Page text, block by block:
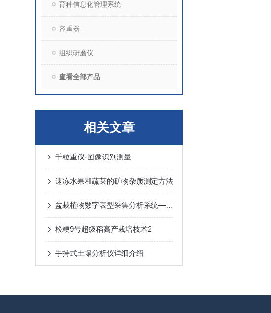
育种信息化管理系统
容重器
组织研磨仪
查看全部产品
相关文章
千粒重仪-图像识别测量
速冻水果和蔬莱的矿物杂质测定方法
盆栽植物数字表型采集分析系统—一键采集，多维解析，AI 驱动
松粳9号超级稻高产栽培枝术2
手持式土壤分析仪详细介绍